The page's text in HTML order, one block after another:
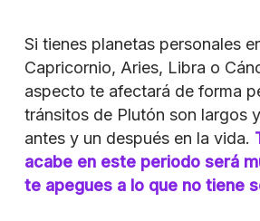
Si tienes planetas personales
Capricornio, Aries, Libra o
aspecto te afectará de forma
tránsitos de Plutón son largos
antes y un después en la vida.
acabe en este periodo será
te apegues a lo que no tiene